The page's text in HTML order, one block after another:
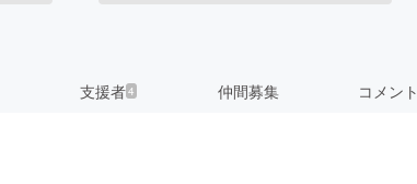
支援者4 仲間募集 コメント